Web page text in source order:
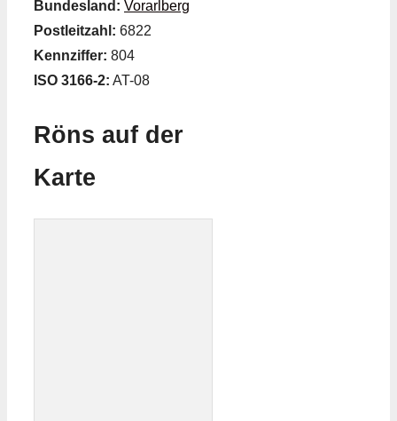
Bundesland: Vorarlberg
Postleitzahl: 6822
Kennziffer: 804
ISO 3166-2: AT-08
Röns auf der
Karte